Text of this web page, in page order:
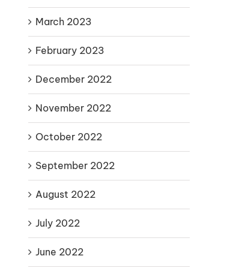
March 2023
February 2023
December 2022
November 2022
October 2022
September 2022
August 2022
July 2022
June 2022